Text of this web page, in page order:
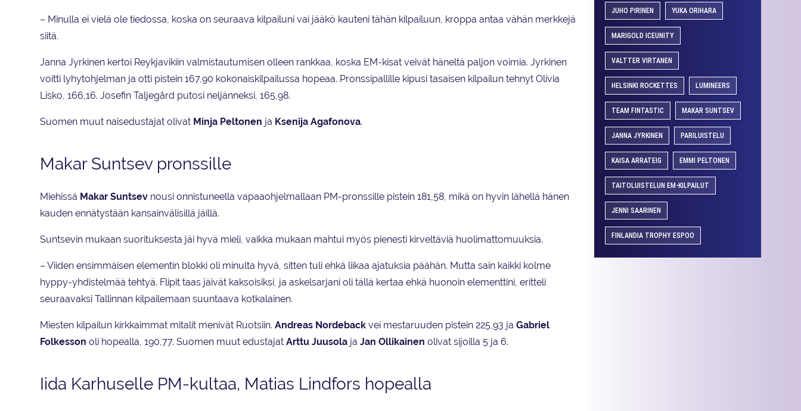
– Minulla ei vielä ole tiedossa, koska on seuraava kilpailuni vai jääkö kauteni tähän kilpailuun, kroppa antaa vähän merkkejä
siitä.
Janna Jyrkinen kertoi Reykjavikiin valmistautumisen olleen rankkaa, koska EM-kisat veivät häneltä paljon voimia. Jyrkinen
voitti lyhytohjelman ja otti pistein 167,90 kokonaiskilpailussa hopeaa. Pronssipallille kipusi tasaisen kilpailun tehnyt Olivia
Lisko, 166,16. Josefin Taljegård putosi neljänneksi, 165,98.
Suomen muut naisedustajat olivat Minja Peltonen ja Ksenija Agafonova.
Makar Suntsev pronssille
Miehissä Makar Suntsev nousi onnistuneella vapaaohjelmallaan PM-pronssille pistein 181,58, mikä on hyvin lähellä hänen
kauden ennätystään kansainvälisillä jäillä.
Suntsevin mukaan suorituksesta jäi hyvä mieli, vaikka mukaan mahtui myös pienesti kirveltäviä huolimattomuuksia.
– Viiden ensimmäisen elementin blokki oli minulta hyvä, sitten tuli ehkä liikaa ajatuksia päähän. Mutta sain kaikki kolme
hyppy-yhdistelmää tehtyä. Flipit taas jäivät kaksoisiksi, ja askelsarjani oli tällä kertaa ehkä huonoin elementtini, eritteli
seuraavaksi Tallinnan kilpailemaan suuntaava kotkalainen.
Miesten kilpailun kirkkaimmat mitalit menivät Ruotsiin. Andreas Nordeback vei mestaruuden pistein 225,93 ja Gabriel
Folkesson oli hopealla, 190,77. Suomen muut edustajat Arttu Juusola ja Jan Ollikainen olivat sijoilla 5 ja 6.
Iida Karhuselle PM-kultaa, Matias Lindfors hopealla
JUHO PIRINEN YUKA ORIHARA
MARIGOLD ICEUNITY
VALTTER VIRTANEN
HELSINKI ROCKETTES LUMINEERS
TEAM FINTASTIC MAKAR SUNTSEV
JANNA JYRKINEN PARILUISTELU
KAISA ARRATEIG EMMI PELTONEN
TAITOLUISTELUN EM-KILPAILUT
JENNI SAARINEN
FINLANDIA TROPHY ESPOO